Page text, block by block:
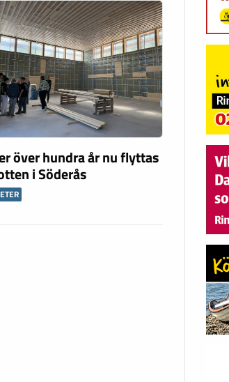
över hundra år nu flyttas
i Söderås